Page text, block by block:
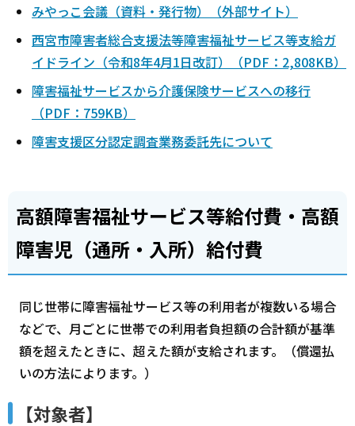
みやっこ会議（資料・発行物）（外部サイト）
西宮市障害者総合支援法等障害福祉サービス等支給ガ
イドライン（令和8年4月1日改訂）（PDF：2,808KB）
障害福祉サービスから介護保険サービスへの移行
（PDF：759KB）
障害支援区分認定調査業務委託先について
高額障害福祉サービス等給付費・高額
障害児（通所・入所）給付費
同じ世帯に障害福祉サービス等の利用者が複数いる場合
などで、月ごとに世帯での利用者負担額の合計額が基準
額を超えたときに、超えた額が支給されます。（償還払
いの方法によります。）
【対象者】